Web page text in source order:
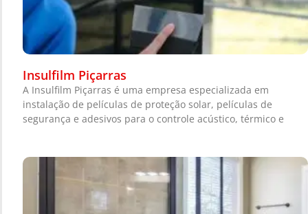
Insulfilm Piçarras
A Insulfilm Piçarras é uma empresa especializada em
instalação de películas de proteção solar, películas de
segurança e adesivos para o controle acústico, térmico e